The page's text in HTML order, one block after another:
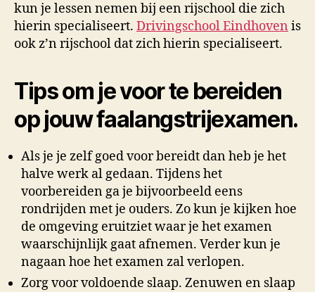
kun je lessen nemen bij een rijschool die zich
hierin specialiseert. Drivingschool Eindhoven is
ook z’n rijschool dat zich hierin specialiseert.
Tips om je voor te bereiden
op jouw faalangstrijexamen.
Als je je zelf goed voor bereidt dan heb je het
halve werk al gedaan. Tijdens het
voorbereiden ga je bijvoorbeeld eens
rondrijden met je ouders. Zo kun je kijken hoe
de omgeving eruitziet waar je het examen
waarschijnlijk gaat afnemen. Verder kun je
nagaan hoe het examen zal verlopen.
Zorg voor voldoende slaap. Zenuwen en slaap